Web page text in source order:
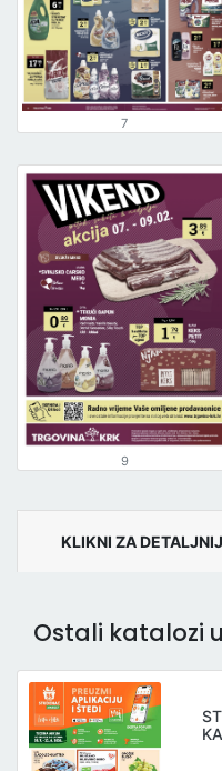
7
9
KLIKNI ZA
Ostali katalozi